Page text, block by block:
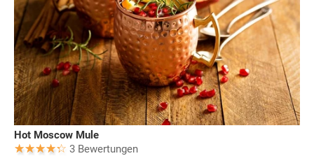
Hot Moscow Mule
3 Bewertungen